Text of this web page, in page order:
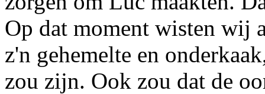
Op dat moment wisten wij
z'n gehemelte en
zou zijn. Ook zou dat de